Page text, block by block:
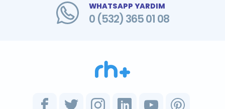
WHATSAPP YARDIM
0 (532) 365 01 08